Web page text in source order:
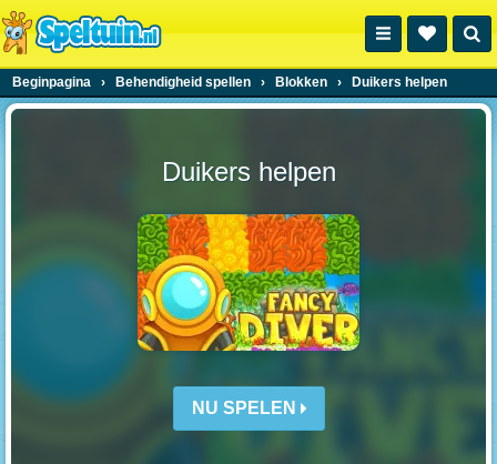
Beginpagina › Behendigheid spellen › Blokken › Duikers helpen
Duikers helpen
NU SPELEN